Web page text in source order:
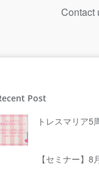
Contact
Post
トレスマリア5
【セミナー】